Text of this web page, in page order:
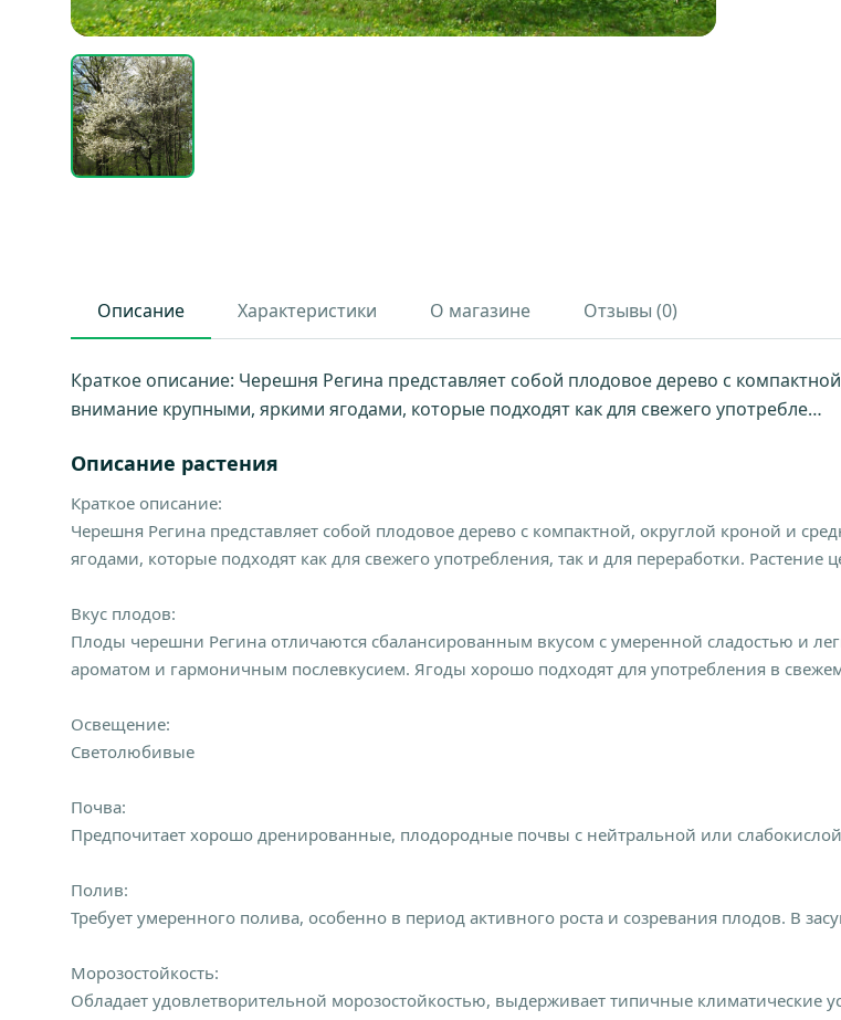
Описание Характеристики О магазине Отзывы (0)
Краткое описание: Черешня Регина представляет собой плодовое дерево с
внимание крупными, яркими ягодами, которые подходят как для свежего употребле…
Описание растения
Краткое описание:
Черешня Регина представляет собой плодовое дерево с компактной, округлой кроной и
ягодами, которые подходят как для свежего употребления, так и для переработки.
Вкус плодов:
Плоды черешни Регина отличаются сбалансированным вкусом с умеренной сладостью и
ароматом и гармоничным послевкусием. Ягоды хорошо подходят для употребления в
Освещение:
Светолюбивые
Почва:
Предпочитает хорошо дренированные, плодородные почвы с нейтральной или
Полив:
Требует умеренного полива, особенно в период активного роста и созревания плодов. В
Морозостойкость:
Обладает удовлетворительной морозостойкостью, выдерживает типичные